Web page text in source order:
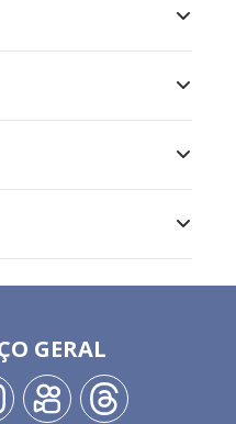
GERAL